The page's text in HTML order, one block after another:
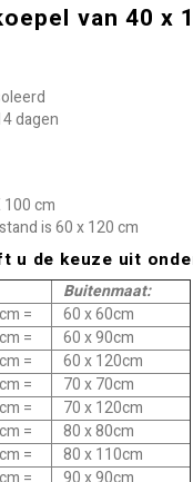
van 40 x
dagen
cm
is 60 x 120 cm
u de keuze uit
Buitenmaat:
=
60 x 60cm
=
60 x 90cm
=
60 x 120cm
=
70 x 70cm
=
70 x 120cm
=
80 x 80cm
=
80 x 110cm